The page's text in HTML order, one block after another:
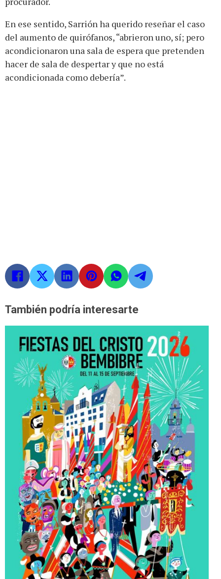
En ese sentido, Sarrión ha querido reseñar el caso
del aumento de quirófanos, “abrieron uno, sí; pero
acondicionaron una sala de espera que pretenden
hacer de sala de despertar y que no está
acondicionada como debería”.
También podría interesarte